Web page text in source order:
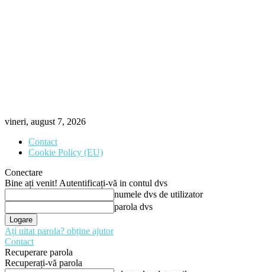
vineri, august 7, 2026
Contact
Cookie Policy (EU)
Conectare
Bine ați venit! Autentificați-vă in contul dvs
numele dvs de utilizator
parola dvs
Ați uitat parola? obține ajutor
Contact
Recuperare parola
Recuperați-vă parola